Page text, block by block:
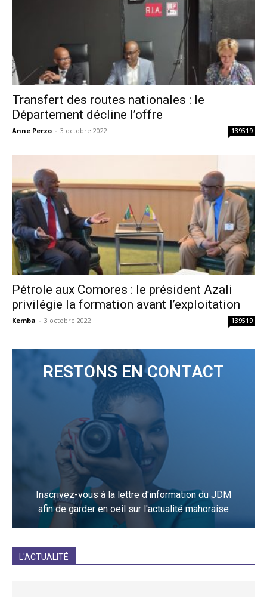
Transfert des routes nationales : le
Département décline l’offre
Anne Perzo - 3 octobre 2022 139519
Pétrole aux Comores : le président Azali
privilégie la formation avant l’exploitation
Kemba - 3 octobre 2022 139519
RESTONS EN CONTACT
Inscrivez-vous à la lettre d'information du JDM
afin de garder en oeil sur l'actualité mahoraise
L'ACTUALITÉ